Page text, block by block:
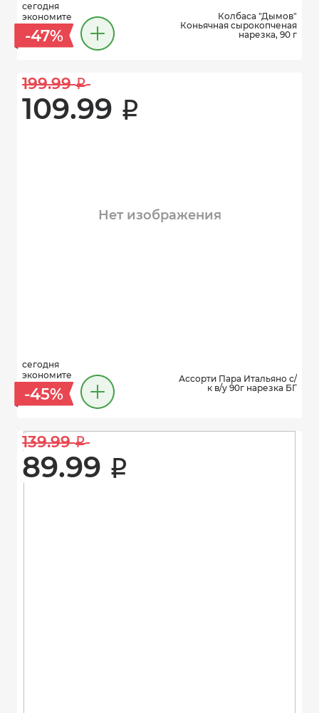
сегодня
экономите
-47%
Колбаса "Дымов"
Коньячная сырокопченая
нарезка, 90 г
199.99 i
109.99 i
Нет изображения
сегодня
экономите
-45%
Ассорти Пара Итальяно с/
к в/у 90г нарезка БГ
139.99 i
89.99 i